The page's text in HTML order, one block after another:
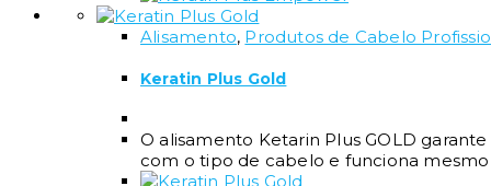
Alisamento, Produtos de Cabelo
Keratin Plus Gold
O alisamento Ketarin Plus GOLD
com o tipo de cabelo e funciona mesmo